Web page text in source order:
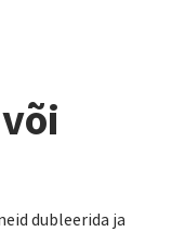
dubleerida ja